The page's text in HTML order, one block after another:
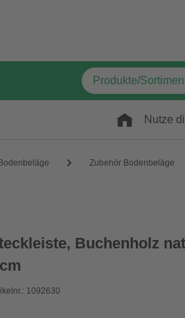
Nutze
Zubehör Bodenbeläge
Buchenholz
1092630